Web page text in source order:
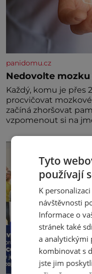
panidomu.cz
Nedovolte
Každý, komu je přes
procvičovat
začíná zhoršovat
vzpomenout si na
nedávno přečetli. Je
Tyto
používají
K
návštěvnosti
Informace o
stránek také
a analytickými
kombinovat s
jste jim